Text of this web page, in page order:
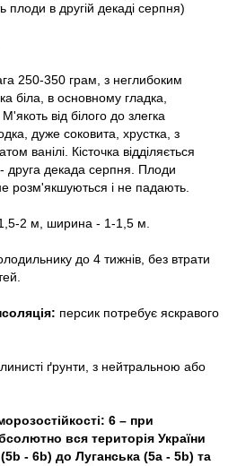
в другій декаді серпня)
250-350 грам, з неглибоким
біла, в основному гладка,
від білого до злегка
дуже соковита, хрустка, з
ванілі. Кісточка відділяється
друга декада серпня. Плоди
розм'якшуються і не падають.
2 м, ширина - 1-1,5 м.
до 4 тижнів, без втрати
персик потребує яскравого
ґрунти, з нейтральною або
6 – при
вся територія України
- 6b) до Луганська (5a - 5b) та